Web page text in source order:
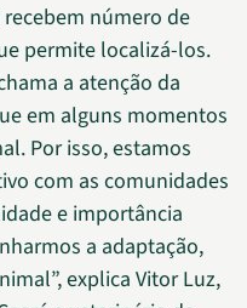
número de
permite localizá-los.
a atenção da
em alguns momentos
Por isso, estamos
com as comunidades
e importância
a adaptação,
explica Vitor Luz,